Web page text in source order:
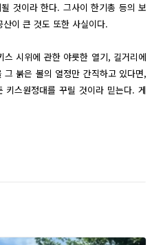
것이라 한다. 그사이 한기총 등의 보
이 큰 것도 또한 사실이다.
시위에 관한 야릇한 열기, 길거리에
붉은 볼의 열정만 간직하고 있다면,
키스원정대를 꾸릴 것이라 믿는다. 게